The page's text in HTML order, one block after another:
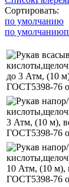
Сортировать:
по умолчанию
по умолчанию